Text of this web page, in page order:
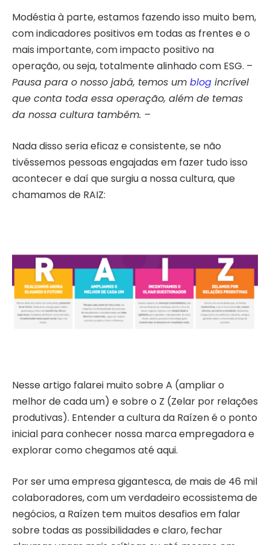
Modéstia à parte, estamos fazendo isso muito bem,
com indicadores positivos em todas as frentes e o
mais importante, com impacto positivo na
operação, ou seja, totalmente alinhado com ESG. –
Pausa para o nosso jabá, temos um blog incrível
que conta toda essa operação, além de temas
da nossa cultura também. –
Nada disso seria eficaz e consistente, se não
tivéssemos pessoas engajadas em fazer tudo isso
acontecer e daí que surgiu a nossa cultura, que
chamamos de RAIZ:
Nesse artigo falarei muito sobre A (ampliar o
melhor de cada um) e sobre o Z (Zelar por relações
produtivas). Entender a cultura da Raízen é o ponto
inicial para conhecer nossa marca empregadora e
explorar como chegamos até aqui.
Por ser uma empresa gigantesca, de mais de 46 mil
colaboradores, com um verdadeiro ecossistema de
negócios, a Raízen tem muitos desafios em falar
sobre todas as possibilidades e claro, fechar